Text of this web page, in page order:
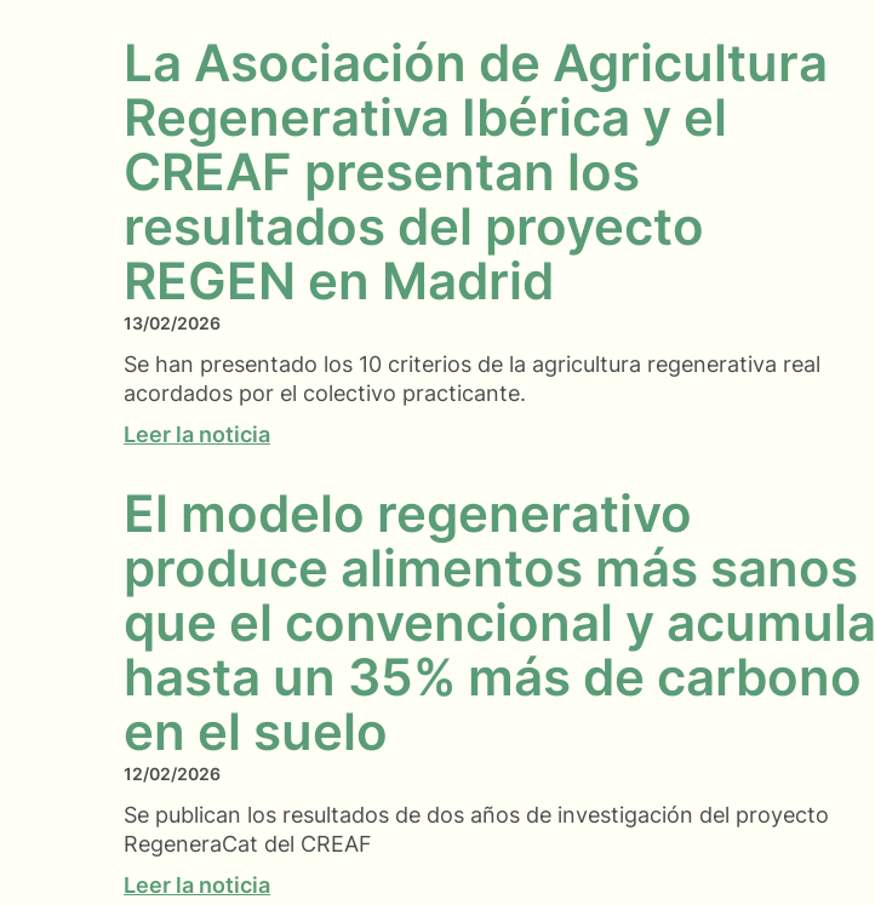
La Asociación de Agricultura
Regenerativa Ibérica y el
CREAF presentan los
resultados del proyecto
REGEN en Madrid
13/02/2026
Se han presentado los 10 criterios de la agricultura regenerativa real
acordados por el colectivo practicante.
Leer la noticia
El modelo regenerativo
produce alimentos más sanos
que el convencional y acumula
hasta un 35% más de carbono
en el suelo
12/02/2026
Se publican los resultados de dos años de investigación del proyecto
RegeneraCat del CREAF
Leer la noticia